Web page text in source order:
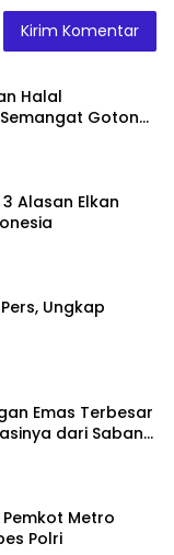
Halal
Gotong
Alasan Elkan
Ungkap
Emas Terbesar
dari Sabang
Metro
Polri